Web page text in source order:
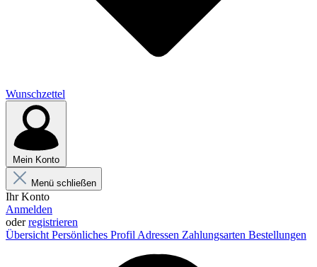
Wunschzettel
Mein Konto
Menü schließen
Ihr Konto
Anmelden
oderregistrieren
Übersicht Persönliches Profil Adressen Zahlungsarten Bestellungen